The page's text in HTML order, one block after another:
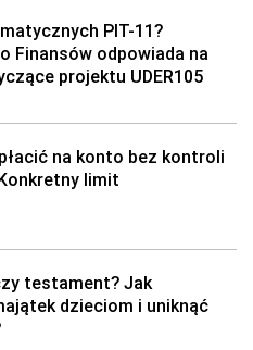
PIT-11?
Finansów odpowiada na
projektu UDER105
na konto bez kontroli
limit
testament? Jak
dzieciom i uniknąć